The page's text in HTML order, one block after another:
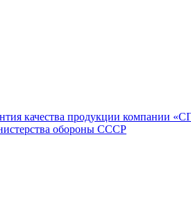
качества продукции
обороны СССР